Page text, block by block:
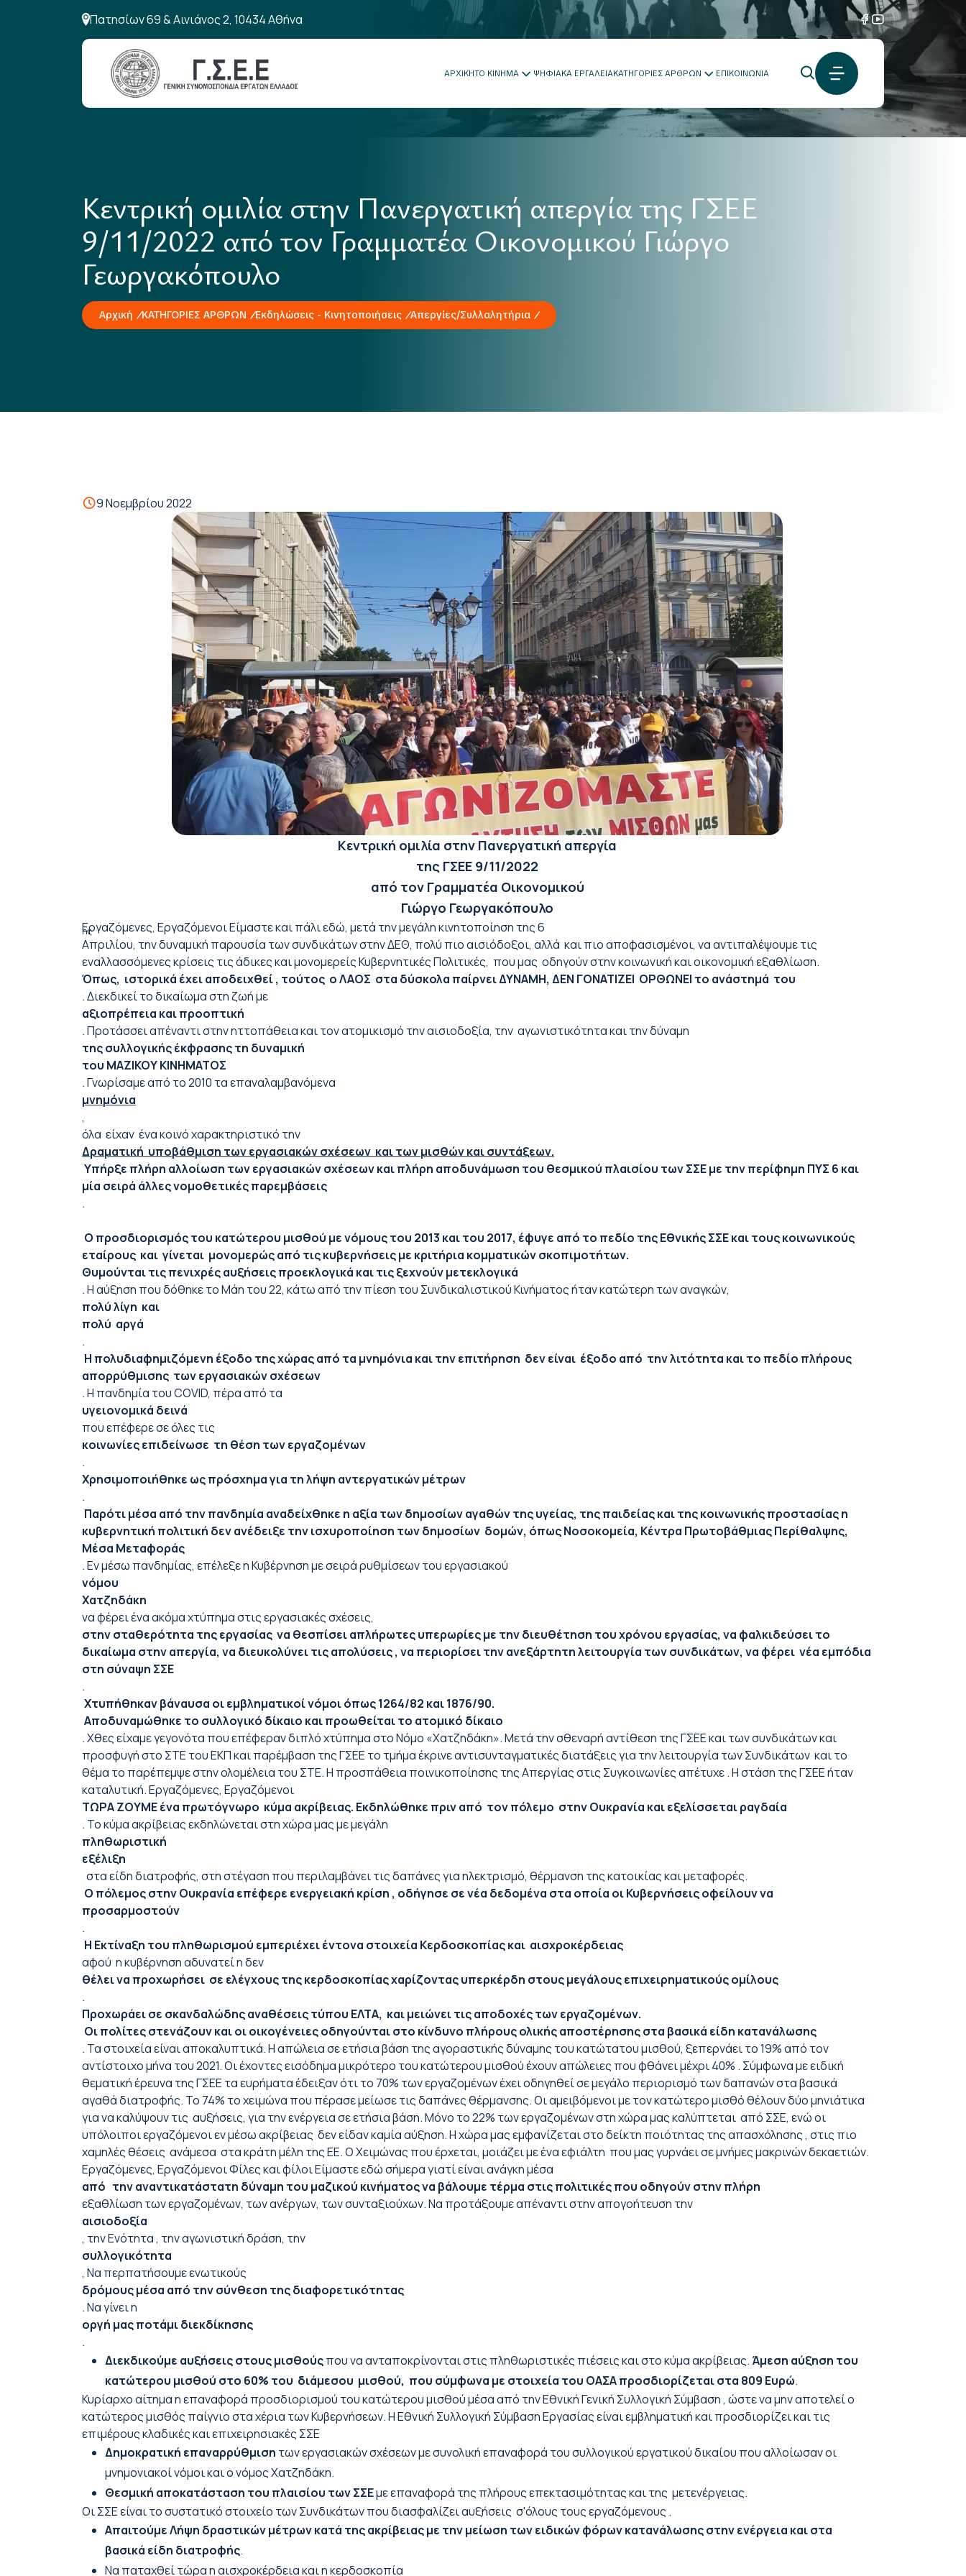
Πατησίων 69 & Αινιάνος 2, 10434 Αθήνα
ΑΡΧΙΚΗΤΟ ΚΙΝΗΜΑ ΨΗΦΙΑΚΑ ΕΡΓΑΛΕΙΑΚΑΤΗΓΟΡΙΕΣ ΑΡΘΡΩΝ ΕΠΙΚΟΙΝΩΝΙΑ
Κεντρική ομιλία στην Πανεργατική απεργία της ΓΣΕΕ
9/11/2022 από τον Γραμματέα Οικονομικού Γιώργο
Γεωργακόπουλο
Αρχική ΚΑΤΗΓΟΡΙΕΣ ΑΡΘΡΩΝ Εκδηλώσεις - Κινητοποιήσεις Απεργίες/Συλλαλητήρια
9 Νοεμβρίου 2022
Κεντρική ομιλία στην Πανεργατική απεργία
της ΓΣΕΕ 9/11/2022
από τον Γραμματέα Οικονομικού
Γιώργο Γεωργακόπουλο
Εργαζόμενες, Εργαζόμενοι Είμαστε και πάλι εδώ, μετά την μεγάλη κινητοποίηση της 6
ης
Απριλίου, την δυναμική παρουσία των συνδικάτων στην ΔΕΘ, πολύ πιο αισιόδοξοι, αλλά και πιο αποφασισμένοι, να αντιπαλέψουμε τις
εναλλασσόμενες κρίσεις τις άδικες και μονομερείς Κυβερνητικές Πολιτικές, που μας οδηγούν στην κοινωνική και οικονομική εξαθλίωση.
Όπως, ιστορικά έχει αποδειχθεί , τούτος ο ΛΑΟΣ στα δύσκολα παίρνει ΔΥΝΑΜΗ, ΔΕΝ ΓΟΝΑΤΙΖΕΙ ΟΡΘΩΝΕΙ το ανάστημά του
. Διεκδικεί το δικαίωμα στη ζωή με
αξιοπρέπεια και προοπτική
. Προτάσσει απέναντι στην ηττοπάθεια και τον ατομικισμό την αισιοδοξία, την αγωνιστικότητα και την δύναμη
της συλλογικής έκφρασης τη δυναμική
του ΜΑΖΙΚΟΥ ΚΙΝΗΜΑΤΟΣ
. Γνωρίσαμε από το 2010 τα επαναλαμβανόμενα
μνημόνια
,
όλα είχαν ένα κοινό χαρακτηριστικό την
Δραματική υποβάθμιση των εργασιακών σχέσεων και των μισθών και συντάξεων.
Υπήρξε πλήρη αλλοίωση των εργασιακών σχέσεων και πλήρη αποδυνάμωση του θεσμικού πλαισίου των ΣΣΕ με την περίφημη ΠΥΣ 6 και
μία σειρά άλλες νομοθετικές παρεμβάσεις
.
Ο προσδιορισμός του κατώτερου μισθού με νόμους του 2013 και του 2017, έφυγε από το πεδίο της Εθνικής ΣΣΕ και τους κοινωνικούς
εταίρους και γίνεται μονομερώς από τις κυβερνήσεις με κριτήρια κομματικών σκοπιμοτήτων.
Θυμούνται τις πενιχρές αυξήσεις προεκλογικά και τις ξεχνούν μετεκλογικά
. Η αύξηση που δόθηκε το Μάη του 22, κάτω από την πίεση του Συνδικαλιστικού Κινήματος ήταν κατώτερη των αναγκών,
πολύ λίγη και
πολύ αργά
.
Η πολυδιαφημιζόμενη έξοδο της χώρας από τα μνημόνια και την επιτήρηση δεν είναι έξοδο από την λιτότητα και το πεδίο πλήρους
απορρύθμισης των εργασιακών σχέσεων
. Η πανδημία του COVID, πέρα από τα
υγειονομικά δεινά
που επέφερε σε όλες τις
κοινωνίες επιδείνωσε τη θέση των εργαζομένων
.
Χρησιμοποιήθηκε ως πρόσχημα για τη λήψη αντεργατικών μέτρων
.
Παρότι μέσα από την πανδημία αναδείχθηκε η αξία των δημοσίων αγαθών της υγείας, της παιδείας και της κοινωνικής προστασίας η
κυβερνητική πολιτική δεν ανέδειξε την ισχυροποίηση των δημοσίων δομών, όπως Νοσοκομεία, Κέντρα Πρωτοβάθμιας Περίθαλψης,
Μέσα Μεταφοράς
. Εν μέσω πανδημίας, επέλεξε η Κυβέρνηση με σειρά ρυθμίσεων του εργασιακού
νόμου
Χατζηδάκη
να φέρει ένα ακόμα χτύπημα στις εργασιακές σχέσεις,
στην σταθερότητα της εργασίας να θεσπίσει απλήρωτες υπερωρίες με την διευθέτηση του χρόνου εργασίας, να φαλκιδεύσει το
δικαίωμα στην απεργία, να διευκολύνει τις απολύσεις , να περιορίσει την ανεξάρτητη λειτουργία των συνδικάτων, να φέρει νέα εμπόδια
στη σύναψη ΣΣΕ
.
Χτυπήθηκαν βάναυσα οι εμβληματικοί νόμοι όπως 1264/82 και 1876/90.
Αποδυναμώθηκε το συλλογικό δίκαιο και προωθείται το ατομικό δίκαιο
. Χθες είχαμε γεγονότα που επέφεραν διπλό χτύπημα στο Νόμο «Χατζηδάκη». Μετά την σθεναρή αντίθεση της ΓΣΕΕ και των συνδικάτων και
προσφυγή στο ΣΤΕ του ΕΚΠ και παρέμβαση της ΓΣΕΕ το τμήμα έκρινε αντισυνταγματικές διατάξεις για την λειτουργία των Συνδικάτων και το
θέμα το παρέπεμψε στην ολομέλεια του ΣΤΕ. Η προσπάθεια ποινικοποίησης της Απεργίας στις Συγκοινωνίες απέτυχε . Η στάση της ΓΣΕΕ ήταν
καταλυτική. Εργαζόμενες, Εργαζόμενοι
ΤΩΡΑ ΖΟΥΜΕ ένα πρωτόγνωρο κύμα ακρίβειας. Εκδηλώθηκε πριν από τον πόλεμο στην Ουκρανία και εξελίσσεται ραγδαία
. Το κύμα ακρίβειας εκδηλώνεται στη χώρα μας με μεγάλη
πληθωριστική
εξέλιξη
στα είδη διατροφής, στη στέγαση που περιλαμβάνει τις δαπάνες για ηλεκτρισμό, θέρμανση της κατοικίας και μεταφορές.
Ο πόλεμος στην Ουκρανία επέφερε ενεργειακή κρίση , οδήγησε σε νέα δεδομένα στα οποία οι Κυβερνήσεις οφείλουν να
προσαρμοστούν
.
Η Εκτίναξη του πληθωρισμού εμπεριέχει έντονα στοιχεία Κερδοσκοπίας και αισχροκέρδειας
αφού η κυβέρνηση αδυνατεί η δεν
θέλει να προχωρήσει σε ελέγχους της κερδοσκοπίας χαρίζοντας υπερκέρδη στους μεγάλους επιχειρηματικούς ομίλους
.
Προχωράει σε σκανδαλώδης αναθέσεις τύπου ΕΛΤΑ, και μειώνει τις αποδοχές των εργαζομένων.
Οι πολίτες στενάζουν και οι οικογένειες οδηγούνται στο κίνδυνο πλήρους ολικής αποστέρησης στα βασικά είδη κατανάλωσης
. Τα στοιχεία είναι αποκαλυπτικά. Η απώλεια σε ετήσια βάση της αγοραστικής δύναμης του κατώτατου μισθού, ξεπερνάει το 19% από τον
αντίστοιχο μήνα του 2021. Οι έχοντες εισόδημα μικρότερο του κατώτερου μισθού έχουν απώλειες που φθάνει μέχρι 40% . Σύμφωνα με ειδική
θεματική έρευνα της ΓΣΕΕ τα ευρήματα έδειξαν ότι το 70% των εργαζομένων έχει οδηγηθεί σε μεγάλο περιορισμό των δαπανών στα βασικά
αγαθά διατροφής. Το 74% το χειμώνα που πέρασε μείωσε τις δαπάνες θέρμανσης. Οι αμειβόμενοι με τον κατώτερο μισθό θέλουν δύο μηνιάτικα
για να καλύψουν τις αυξήσεις, για την ενέργεια σε ετήσια βάση. Μόνο το 22% των εργαζομένων στη χώρα μας καλύπτεται από ΣΣΕ, ενώ οι
υπόλοιποι εργαζόμενοι εν μέσω ακρίβειας δεν είδαν καμία αύξηση. Η χώρα μας εμφανίζεται στο δείκτη ποιότητας της απασχόλησης , στις πιο
χαμηλές θέσεις ανάμεσα στα κράτη μέλη της ΕΕ. Ο Χειμώνας που έρχεται, μοιάζει με ένα εφιάλτη που μας γυρνάει σε μνήμες μακρινών δεκαετιών.
Εργαζόμενες, Εργαζόμενοι Φίλες και φίλοι Είμαστε εδώ σήμερα γιατί είναι ανάγκη μέσα
από την αναντικατάστατη δύναμη του μαζικού κινήματος να βάλουμε τέρμα στις πολιτικές που οδηγούν στην πλήρη
εξαθλίωση των εργαζομένων, των ανέργων, των συνταξιούχων. Να προτάξουμε απέναντι στην απογοήτευση την
αισιοδοξία
, την Ενότητα , την αγωνιστική δράση, την
συλλογικότητα
, Να περπατήσουμε ενωτικούς
δρόμους μέσα από την σύνθεση της διαφορετικότητας
. Να γίνει η
οργή μας ποτάμι διεκδίκησης
.
Διεκδικούμε αυξήσεις στους μισθούςπου να ανταποκρίνονται στις πληθωριστικές πιέσεις και στο κύμα ακρίβειας. Άμεση αύξηση του
κατώτερου μισθού στο 60% του διάμεσου μισθού, που σύμφωνα με στοιχεία του ΟΑΣΑ προσδιορίζεται στα 809 Ευρώ.
Κυρίαρχο αίτημα η επαναφορά προσδιορισμού του κατώτερου μισθού μέσα από την Εθνική Γενική Συλλογική Σύμβαση , ώστε να μην αποτελεί ο
κατώτερος μισθός παίγνιο στα χέρια των Κυβερνήσεων. Η Εθνική Συλλογική Σύμβαση Εργασίας είναι εμβληματική και προσδιορίζει και τις
επιμέρους κλαδικές και επιχειρησιακές ΣΣΕ
Δημοκρατική επαναρρύθμιση των εργασιακών σχέσεων με συνολική επαναφορά του συλλογικού εργατικού δικαίου που αλλοίωσαν οι
μνημονιακοί νόμοι και ο νόμος Χατζηδάκη.
Θεσμική αποκατάσταση του πλαισίου των ΣΣΕμε επαναφορά της πλήρους επεκτασιμότητας και της μετενέργειας.
Οι ΣΣΕ είναι το συστατικό στοιχείο των Συνδικάτων που διασφαλίζει αυξήσεις σ'όλους τους εργαζόμενους .
Απαιτούμε Λήψη δραστικών μέτρων κατά της ακρίβειας με την μείωση των ειδικών φόρων κατανάλωσης στην ενέργεια και στα
βασικά είδη διατροφής.
Να παταχθεί τώρα η αισχροκέρδεια και η κερδοσκοπία